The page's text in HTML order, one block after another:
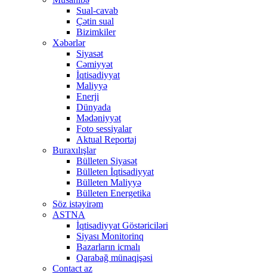
Sual-cavab
Çətin sual
Bizimkiler
Xəbərlər
Siyasət
Cəmiyyət
İqtisadiyyat
Maliyyə
Enerji
Dünyada
Mədəniyyət
Foto sessiyalar
Aktual Reportaj
Buraxılışlar
Bülleten Siyasət
Bülleten İqtisadiyyat
Bülleten Maliyyə
Bülleten Energetika
Söz istəyirəm
ASTNA
İqtisadiyyat Göstəriciləri
Siyası Monitorinq
Bazarların icmalı
Qarabağ münaqişəsi
Contact az